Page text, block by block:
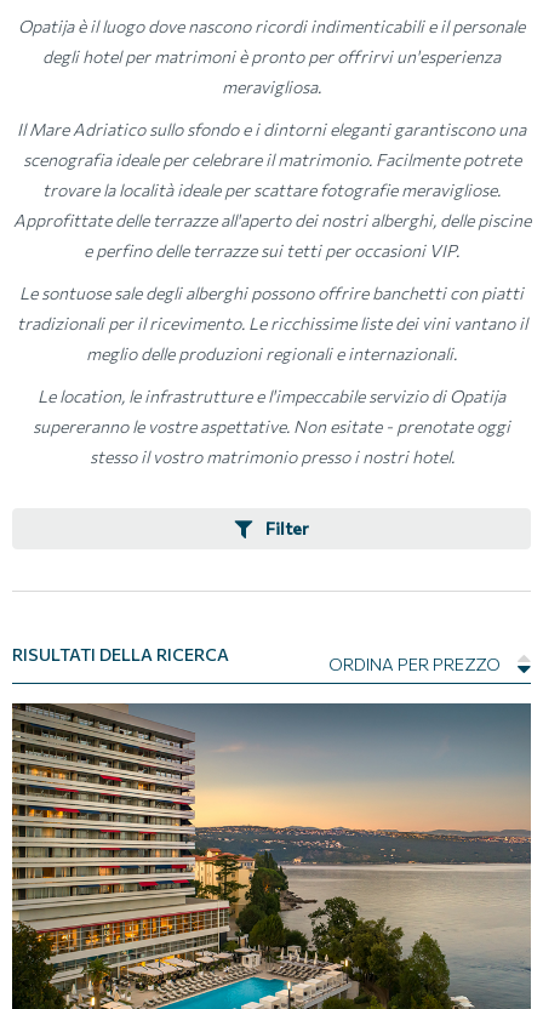
Opatija è il luogo dove nascono ricordi indimenticabili e il personale
degli hotel per matrimoni è pronto per offrirvi un'esperienza
meravigliosa.
Il Mare Adriatico sullo sfondo e i dintorni eleganti garantiscono una
scenografia ideale per celebrare il matrimonio. Facilmente potrete
trovare la località ideale per scattare fotografie meravigliose.
Approfittate delle terrazze all'aperto dei nostri alberghi, delle piscine
e perfino delle terrazze sui tetti per occasioni VIP.
Le sontuose sale degli alberghi possono offrire banchetti con piatti
tradizionali per il ricevimento. Le ricchissime liste dei vini vantano il
meglio delle produzioni regionali e internazionali.
Le location, le infrastrutture e l'impeccabile servizio di Opatija
supereranno le vostre aspettative. Non esitate - prenotate oggi
stesso il vostro matrimonio presso i nostri hotel.
Filter
RISULTATI DELLA RICERCA ORDINA PER PREZZO